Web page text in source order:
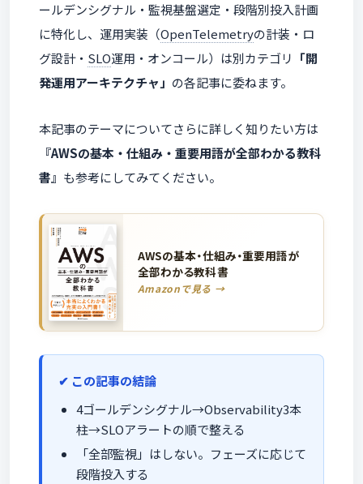
ールデンシグナル・監視基盤選定・段階別投入計画
に特化し、運用実装（OpenTelemetryの計装・ロ
グ設計・ SLO運用・オンコール）は別カテゴリ 「開
発運用アーキテクチャ」 の各記事に委ねます。
本記事のテーマについてさらに詳しく知りたい方は
『AWSの基本・仕組み・重要用語が全部わかる教科
書』 も参考にしてみてください。
AWSの基本・仕組み・重要用語が
全部わかる教科書
Amazonで見る →
この記事の結論
4ゴールデンシグナル→Observability3本
柱→SLOアラートの順で整える
「全部監視」はしない。フェーズに応じて
段階投入する